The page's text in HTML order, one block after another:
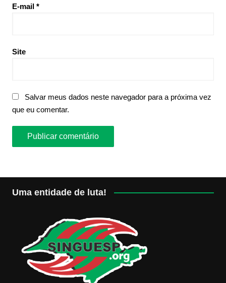
E-mail *
Site
Salvar meus dados neste navegador para a próxima vez
que eu comentar.
Uma entidade de luta!